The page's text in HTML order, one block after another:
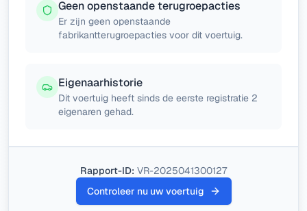
Geen openstaande terugroepacties
Er zijn geen openstaande
fabrikantterugroepacties voor dit voertuig.
Eigenaarhistorie
Dit voertuig heeft sinds de eerste registratie 2
eigenaren gehad.
Rapport-ID: VR-2025041300127
Controleer nu uw voertuig